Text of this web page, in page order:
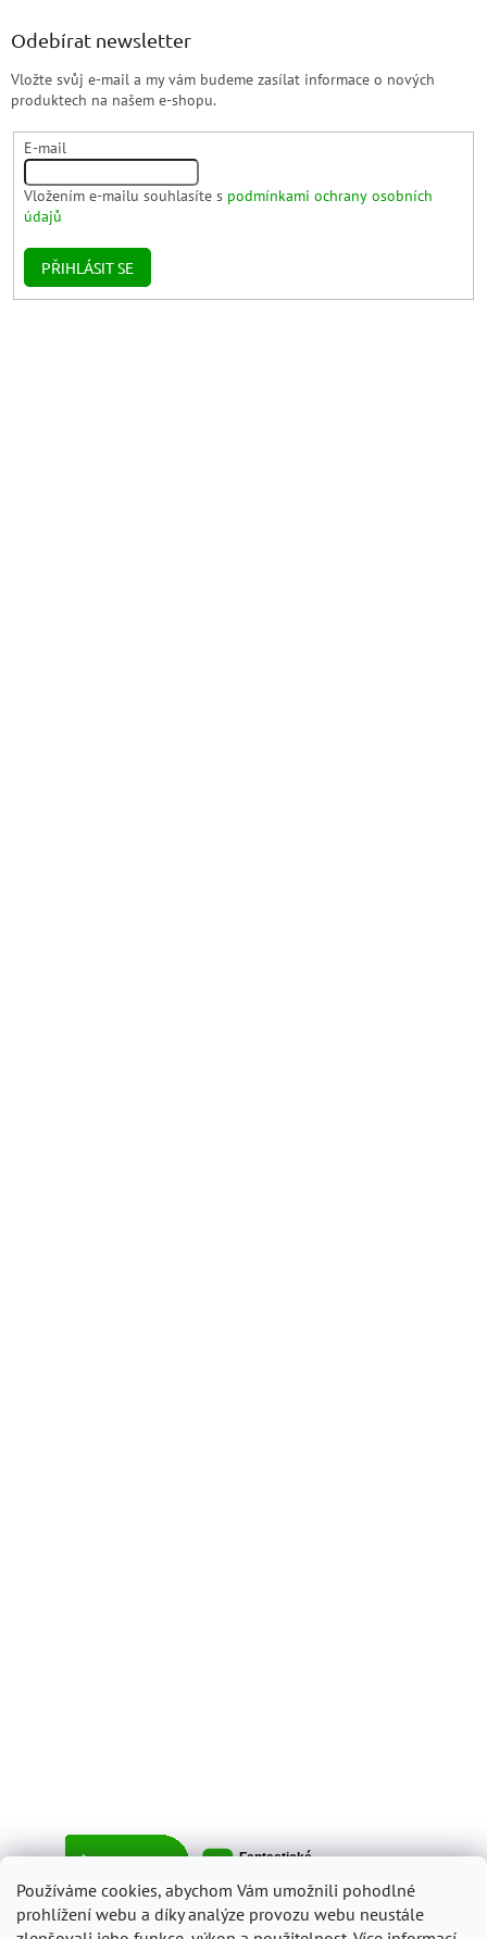
Používáme cookies, abychom Vám umožnili pohodlné
prohlížení webu a díky analýze provozu webu neustále
Odebírat newsletter
Vložte svůj e-mail a my vám budeme zasílat informace o nových
produktech na našem e-shopu.
E-mail
Vložením e-mailu souhlasíte s podmínkami ochrany osobních
údajů
PŘIHLÁSIT SE